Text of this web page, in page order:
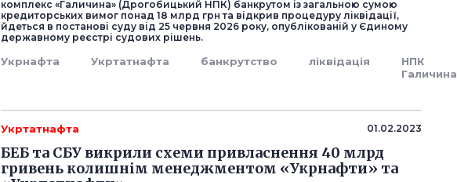
комплекс «Галичина» (Дрогобицький НПК) банкрутом із загальною сумою
кредиторських вимог понад 18 млрд грн та відкрив процедуру ліквідації,
йдеться в постанові суду від 25 червня 2026 року, опублікованій у Єдиному
державному реєстрі судових рішень.
Укрнафта Укртатнафта банкрутство ліквідація
НПК
Галичина
Укртатнафта 01.02.2023
БЕБ та СБУ викрили схеми привласнення 40 млрд
гривень колишнім менеджментом «Укрнафти» та